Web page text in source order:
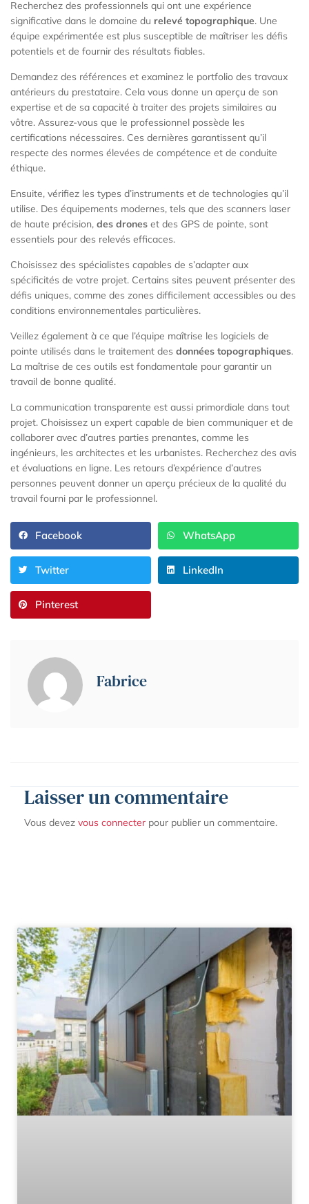
Recherchez des professionnels qui ont une expérience
significative dans le domaine du relevé topographique. Une
équipe expérimentée est plus susceptible de maîtriser les défis
potentiels et de fournir des résultats fiables.
Demandez des références et examinez le portfolio des travaux
antérieurs du prestataire. Cela vous donne un aperçu de son
expertise et de sa capacité à traiter des projets similaires au
vôtre. Assurez-vous que le professionnel possède les
certifications nécessaires. Ces dernières garantissent qu’il
respecte des normes élevées de compétence et de conduite
éthique.
Ensuite, vérifiez les types d’instruments et de technologies qu’il
utilise. Des équipements modernes, tels que des scanners laser
de haute précision, des drones et des GPS de pointe, sont
essentiels pour des relevés efficaces.
Choisissez des spécialistes capables de s’adapter aux
spécificités de votre projet. Certains sites peuvent présenter des
défis uniques, comme des zones difficilement accessibles ou des
conditions environnementales particulières.
Veillez également à ce que l’équipe maîtrise les logiciels de
pointe utilisés dans le traitement des données topographiques.
La maîtrise de ces outils est fondamentale pour garantir un
travail de bonne qualité.
La communication transparente est aussi primordiale dans tout
projet. Choisissez un expert capable de bien communiquer et de
collaborer avec d’autres parties prenantes, comme les
ingénieurs, les architectes et les urbanistes. Recherchez des avis
et évaluations en ligne. Les retours d’expérience d’autres
personnes peuvent donner un aperçu précieux de la qualité du
travail fourni par le professionnel.
Facebook WhatsApp
Twitter LinkedIn
Pinterest
Fabrice
Laisser un commentaire
Vous devez vous connecter pour publier un commentaire.